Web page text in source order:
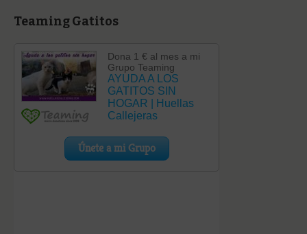
Teaming Gatitos